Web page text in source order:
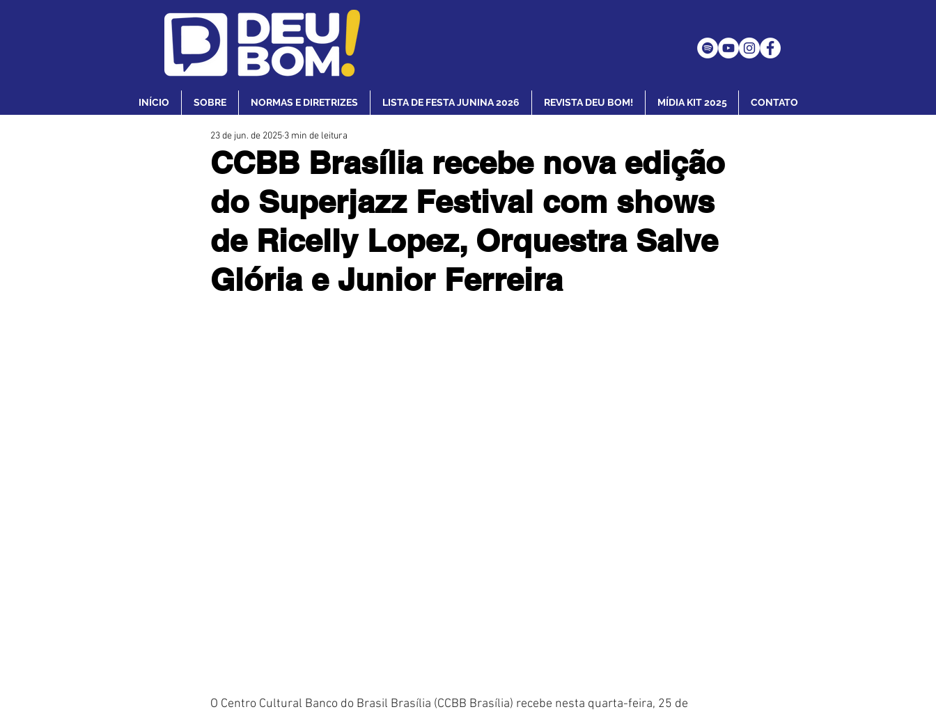
INÍCIO SOBRE NORMAS E DIRETRIZES LISTA DE FESTA JUNINA 2026 REVISTA DEU BOM! MÍDIA KIT 2025 CONTATO
CCBB Brasília recebe nova edição
do Superjazz Festival com shows
de Ricelly Lopez, Orquestra Salve
Glória e Junior Ferreira
23 de jun. de 2025 3 min de leitura
O Centro Cultural Banco do Brasil Brasília (CCBB Brasília) recebe nesta quarta-feira, 25 de